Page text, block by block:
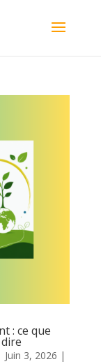
: ce que
Juin 3, 2026 |